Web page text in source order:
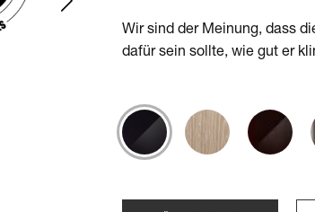
Wir sind der Meinung, dass
dafür sein sollte, wie gut er